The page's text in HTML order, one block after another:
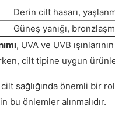
Derin cilt hasarı,
Güneş yanığı,
, UVA ve UVB
cilt tipine uygun
cilt sağlığında önemli
bu önlemler alınmalıdır.